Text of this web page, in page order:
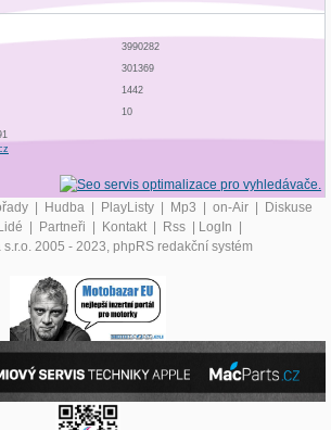
3990282
301369
1442
10
| Hudba | PlayListy | Mp3 | on-Air | Diskuse
| Partneři | Kontakt | Rss | LogIn |
2005 - 2023, phpRS redakční systém